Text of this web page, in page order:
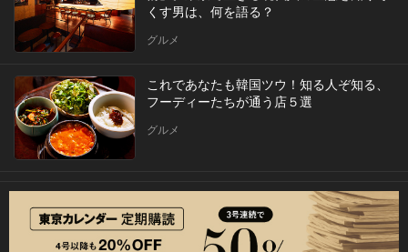
くす男は、何を語る？
グルメ
これであなたも韓国ツウ！知る人ぞ知る、
フーディーたちが通う店５選
グルメ